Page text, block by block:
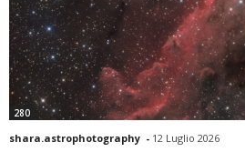
280
shara.astrophotography - 12 Luglio 2026